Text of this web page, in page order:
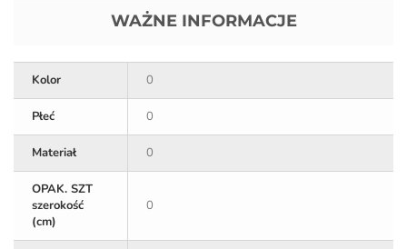
WAŻNE INFORMACJE
Kolor 0
Płeć 0
Materiał 0
OPAK. SZT
szerokość
(cm)
0